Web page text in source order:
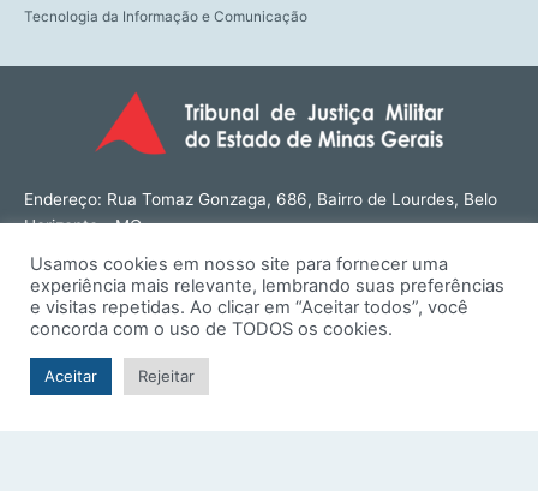
Tecnologia da Informação e Comunicação
Endereço: Rua Tomaz Gonzaga, 686, Bairro de Lourdes, Belo
Horizonte - MG
Tel: (31) 3274-1566
Contato: ouvidoria@tjmmg.jus.br
Funcionamento: Segunda a Sexta, das 8h às 18h
Usamos cookies em nosso site para fornecer uma
experiência mais relevante, lembrando suas preferências
e visitas repetidas. Ao clicar em “Aceitar todos”, você
concorda com o uso de TODOS os cookies.
Aceitar Rejeitar